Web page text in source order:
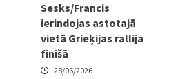
Sesks/Francis
ierindojas astotajā
vietā Grieķijas rallija
finišā
28/06/2026